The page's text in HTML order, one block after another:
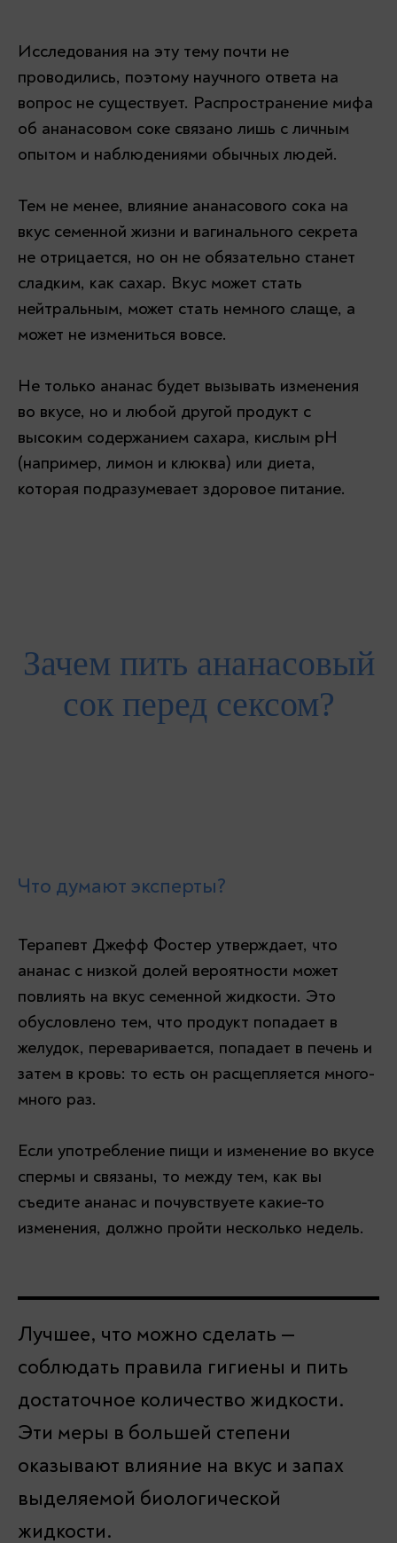
Исследования на эту тему почти не
проводились, поэтому научного ответа на
вопрос не существует. Распространение мифа
об ананасовом соке связано лишь с личным
опытом и наблюдениями обычных людей.
Тем не менее, влияние ананасового сока на
вкус семенной жизни и вагинального секрета
не отрицается, но он не обязательно станет
сладким, как сахар. Вкус может стать
нейтральным, может стать немного слаще, а
может не измениться вовсе.
Не только ананас будет вызывать изменения
во вкусе, но и любой другой продукт с
высоким содержанием сахара, кислым pH
(например, лимон и клюква) или диета,
которая подразумевает здоровое питание.
Зачем пить ананасовый
сок перед сексом?
Что думают эксперты?
Терапевт Джефф Фостер утверждает, что
ананас с низкой долей вероятности может
повлиять на вкус семенной жидкости. Это
обусловлено тем, что продукт попадает в
желудок, переваривается, попадает в печень и
затем в кровь: то есть он расщепляется много-
много раз.
Если употребление пищи и изменение во вкусе
спермы и связаны, то между тем, как вы
съедите ананас и почувствуете какие-то
изменения, должно пройти несколько недель.
Лучшее, что можно сделать —
соблюдать правила гигиены и пить
достаточное количество жидкости.
Эти меры в большей степени
оказывают влияние на вкус и запах
выделяемой биологической
жидкости.